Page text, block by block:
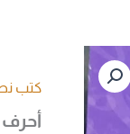
كتب
النسرين
(د.نسرين
يحيى)